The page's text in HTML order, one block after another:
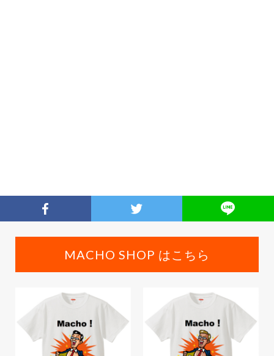
MACHO SHOP はこちら